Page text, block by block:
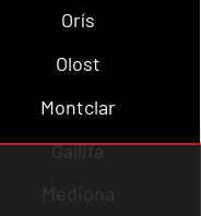
Orís
Olost
Montclar
Gallifa
Mediona